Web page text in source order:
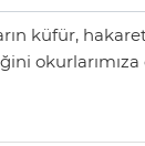
küfür,
okurlarımıza